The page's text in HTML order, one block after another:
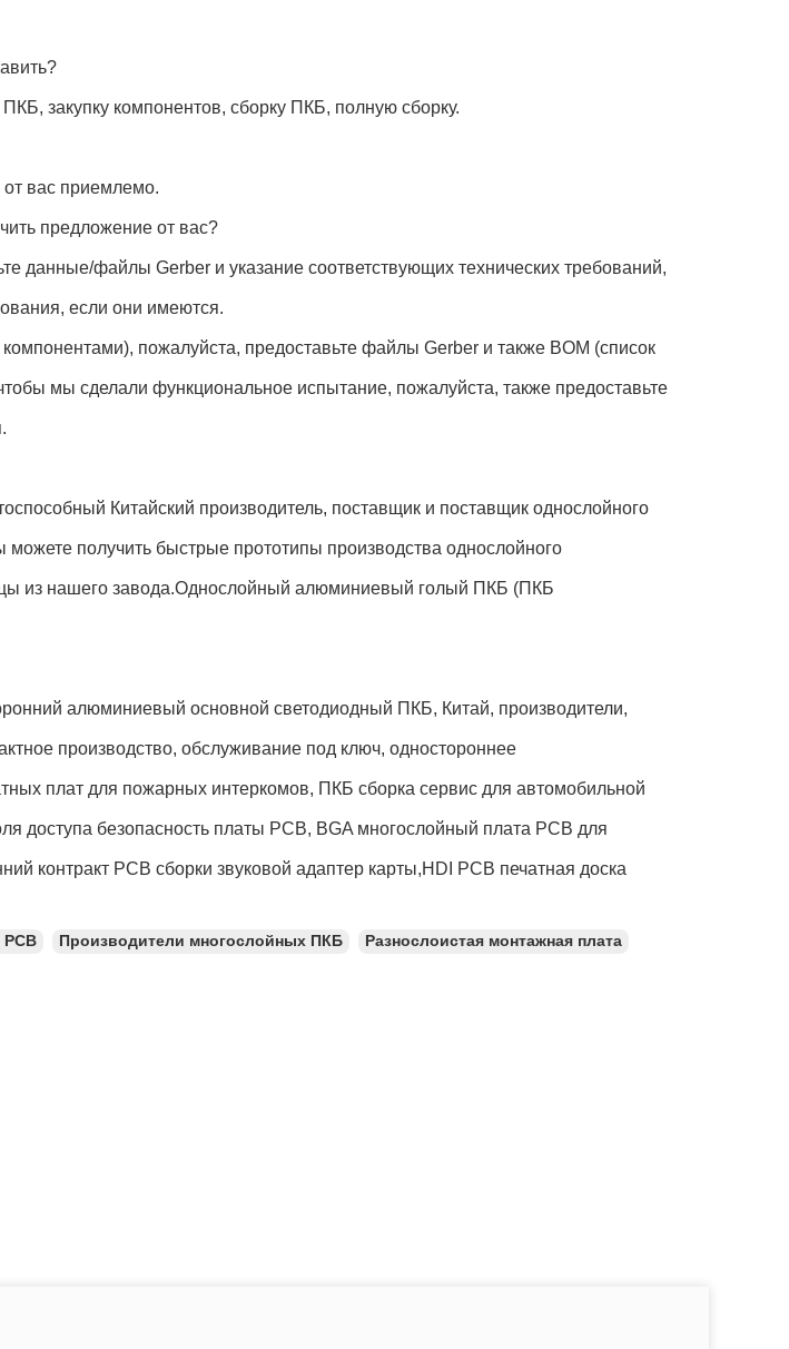
закупку компонентов, сборку ПКБ, полную сборку.
от вас приемлемо.
предложение от вас?
данные/файлы Gerber и указание соответствующих технических требований,
если они имеются.
пожалуйста, предоставьте файлы Gerber и также BOM (список
мы сделали функциональное испытание, пожалуйста, также предоставьте
Китайский производитель, поставщик и поставщик однослойного
получить быстрые прототипы производства однослойного
из нашего завода.Однослойный алюминиевый голый ПКБ (ПКБ
алюминиевый основной светодиодный ПКБ, Китай, производители,
производство, обслуживание под ключ, одностороннее
плат для пожарных интеркомов, ПКБ сборка сервис для автомобильной
доступа безопасность платы PCB, BGA многослойный плата PCB для
контракт PCB сборки звуковой адаптер карты,HDI PCB печатная доска
Производители многослойных ПКБ Разнослоистая монтажная плата